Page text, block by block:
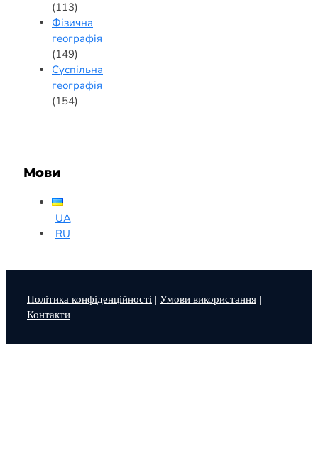
(113)
Фізична
географія
(149)
Суспільна
географія
(154)
Мови
UA
RU
Політика конфіденційності | Умови використання |
Контакти